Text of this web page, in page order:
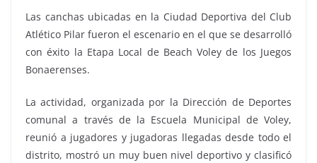
Las canchas ubicadas en la Ciudad Deportiva del Club
Atlético Pilar fueron el escenario en el que se desarrolló
con éxito la Etapa Local de Beach Voley de los Juegos
Bonaerenses.
La actividad, organizada por la Dirección de Deportes
comunal a través de la Escuela Municipal de Voley,
reunió a jugadores y jugadoras llegadas desde todo el
distrito, mostró un muy buen nivel deportivo y clasificó